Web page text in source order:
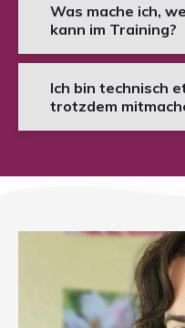
Was mache ich,
kann im Training?
Ich bin technisch
trotzdem